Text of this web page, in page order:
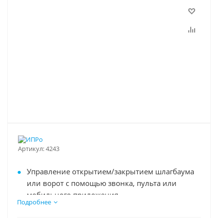
Артикул:4243
Управление открытием/закрытием шлагбаума
или ворот с помощью звонка, пульта или
мобильного приложения
Подробнее